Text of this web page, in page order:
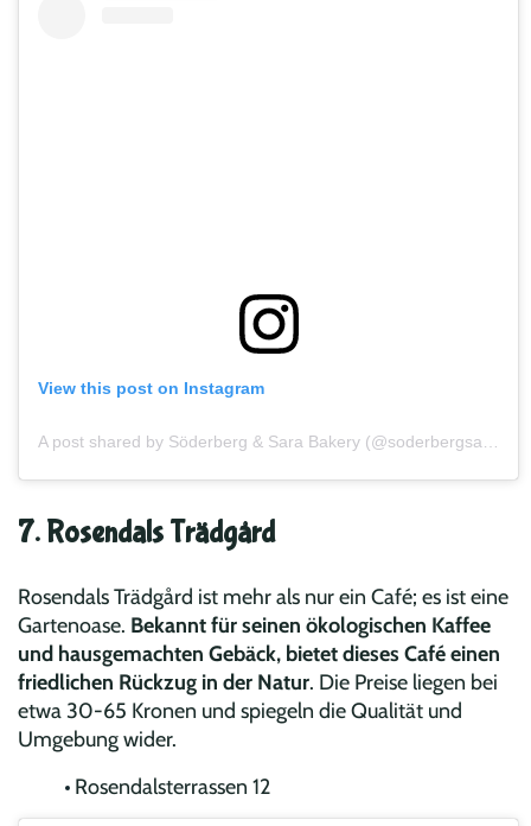
View this post on Instagram
7. Rosendals Trädgård
Rosendals Trädgård ist mehr als nur ein Café; es ist eine
Gartenoase. Bekannt für seinen ökologischen Kaffee
und hausgemachten Gebäck, bietet dieses Café einen
friedlichen Rückzug in der Natur. Die Preise liegen bei
etwa 30-65 Kronen und spiegeln die Qualität und
Umgebung wider.
Rosendalsterrassen 12